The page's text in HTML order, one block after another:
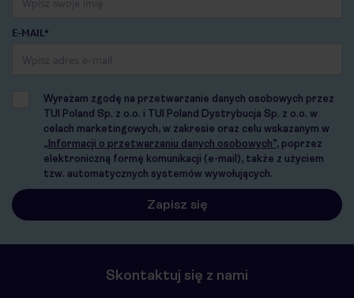
E-MAIL*
Wyrażam zgodę na przetwarzanie danych osobowych przez
TUI Poland Sp. z o.o. i TUI Poland Dystrybucja Sp. z o.o. w
celach marketingowych, w zakresie oraz celu wskazanym w
„Informacji o przetwarzaniu danych osobowych”, poprzez
elektroniczną formę komunikacji (e-mail), także z użyciem
tzw. automatycznych systemów wywołujących.
Skontaktuj się z nami